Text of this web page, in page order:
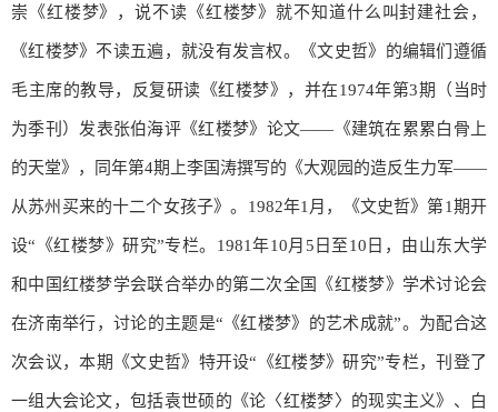
崇《红楼梦》，说不读《红楼梦》就不知道什么叫封建社会，
《红楼梦》不读五遍，就没有发言权。《文史哲》的编辑们遵循
毛主席的教导，反复研读《红楼梦》，并在1974年第3期（当时
为季刊）发表张伯海评《红楼梦》论文——《建筑在累累白骨上
的天堂》，同年第4期上李国涛撰写的《大观园的造反生力军——
从苏州买来的十二个女孩子》。1982年1月，《文史哲》第1期开
设“《红楼梦》研究”专栏。1981年10月5日至10日，由山东大学
和中国红楼梦学会联合举办的第二次全国《红楼梦》学术讨论会
在济南举行，讨论的主题是“《红楼梦》的艺术成就”。为配合这
次会议，本期《文史哲》特开设“《红楼梦》研究”专栏，刊登了
一组大会论文，包括袁世硕的《论〈红楼梦〉的现实主义》、白